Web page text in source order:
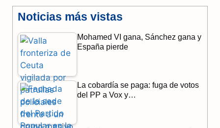
c
e
b
o
o
k
l
e
a
a
t
p
Noticias más vistas
Mohamed VI gana, Sánchez gana y
España pierde
La cobardía se paga: fuga de votos
del PP a Vox y…